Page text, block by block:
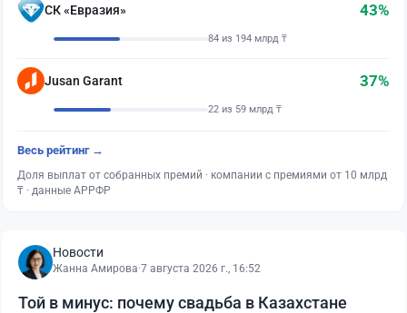
СК «Евразия» 43%
84 из 194 млрд ₸
Jusan Garant 37%
22 из 59 млрд ₸
Весь рейтинг →
Доля выплат от собранных премий · компании с премиями от 10 млрд
₸ · данные АРРФР
Новости
Жанна Амирова·7 августа 2026 г., 16:52
Той в минус: почему свадьба в Казахстане